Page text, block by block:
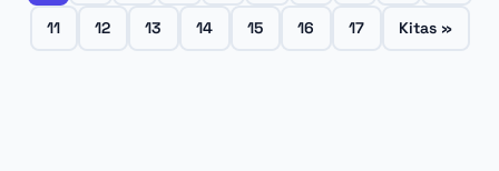
11 12 13 14 15 16 17 Kitas »